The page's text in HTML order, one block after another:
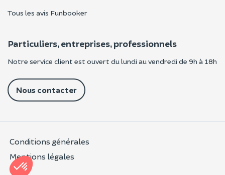
Tous les avis Funbooker
Particuliers, entreprises, professionnels
Notre service client est ouvert du lundi au vendredi de 9h à 18h
Nous contacter
Conditions générales
Mentions légales